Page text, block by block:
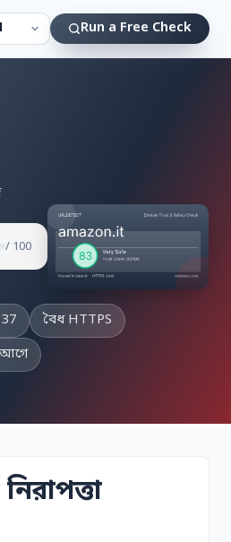
Run a Free Check
/ 100
বৈধ HTTPS
আগে